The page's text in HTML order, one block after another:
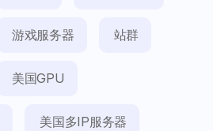
游戏服务器 站群
美国GPU
美国多IP服务器